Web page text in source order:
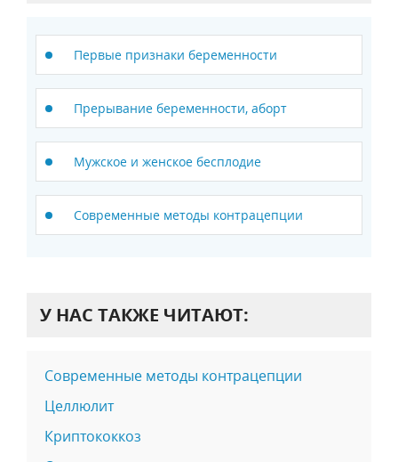
Первые признаки беременности
Прерывание беременности, аборт
Мужское и женское бесплодие
Современные методы контрацепции
У НАС ТАКЖЕ ЧИТАЮТ:
Современные методы контрацепции
Целлюлит
Криптококкоз